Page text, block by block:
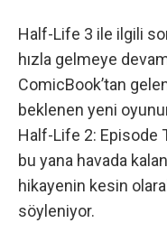
Half-Life 3 ile ilgili
hızla gelmeye
ComicBook’tan
beklenen yeni
Half-Life 2: Episode
bu yana havada
hikayenin kesin
söyleniyor.